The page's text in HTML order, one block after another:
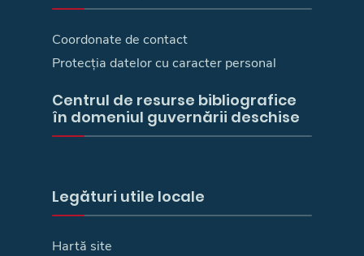
Coordonate de contact
Protecția datelor cu caracter personal
Centrul de resurse bibliografice
în domeniul guvernării deschise
Legături utile locale
Hartă site